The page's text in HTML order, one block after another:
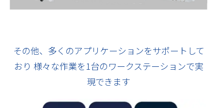
その他、多くのアプリケーションをサポートして
おり 様々な作業を1台のワークステーションで実
現できます